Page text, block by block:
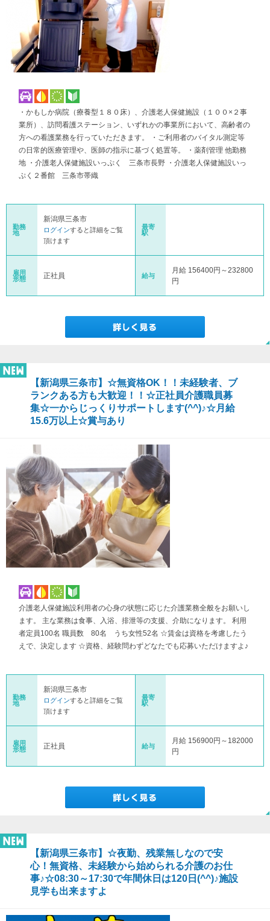
・かもしか病院（療養型１８０床）、介護老人保健施設（１００×２事
業所）、訪問看護ステーション、いずれかの事業所において、高齢者の
方への看護業務を行っていただきます。 ・ご利用者のバイタル測定等
の日常的医療管理や、医師の指示に基づく処置等。 ・薬剤管理 他勤務
地 ・介護老人保健施設いっぷく 三条市長野 ・介護老人保健施設いっ
ぷく２番館 三条市帯織
勤務
地
新潟県三条市
ログインすると詳細をご覧
頂けます
最寄
駅
雇用
形態
正社員 給与
月給 156400円～232800
円
【新潟県三条市】☆無資格OK！！未経験者、ブ
ランクある方も大歓迎！！☆正社員介護職員募
集☆一からじっくりサポートします(^^)♪☆月給
15.6万以上☆賞与あり
介護老人保健施設利用者の心身の状態に応じた介護業務全般をお願いし
ます。 主な業務は食事、入浴、排泄等の支援、介助になります。 利用
者定員100名 職員数 80名 うち女性52名 ☆賃金は資格を考慮したう
えで、決定します ☆資格、経験問わずどなたでも応募いただけますよ♪
勤務
地
新潟県三条市
ログインすると詳細をご覧
頂けます
最寄
駅
雇用
形態
正社員 給与
月給 156900円～182000
円
【新潟県三条市】☆夜勤、残業無しなので安
心！無資格、未経験から始められる介護のお仕
事♪☆08:30～17:30で年間休日は120日(^^)♪施設
見学も出来ますよ